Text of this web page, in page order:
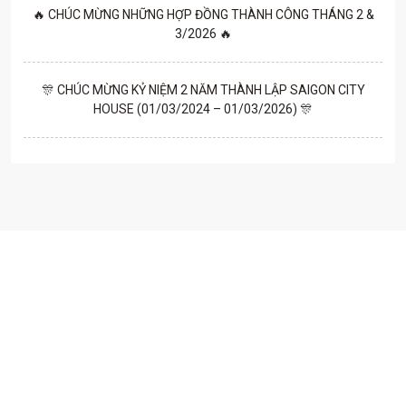
🔥 CHÚC MỪNG NHỮNG HỢP ĐỒNG THÀNH CÔNG THÁNG 2 &
3/2026 🔥
🎊 CHÚC MỪNG KỶ NIỆM 2 NĂM THÀNH LẬP SAIGON CITY
HOUSE (01/03/2024 – 01/03/2026) 🎊